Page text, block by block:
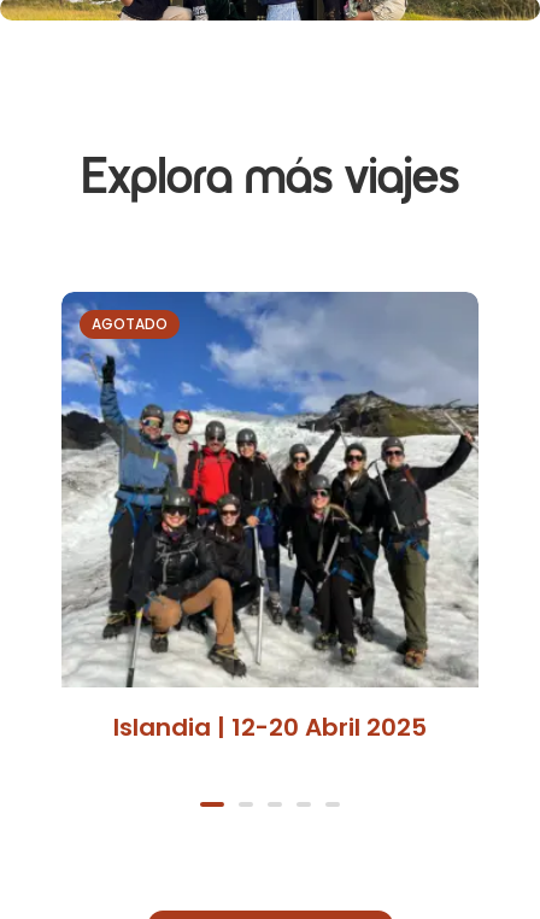
Explora más viajes
AGOTADO
Islandia | 12-20 Abril 2025